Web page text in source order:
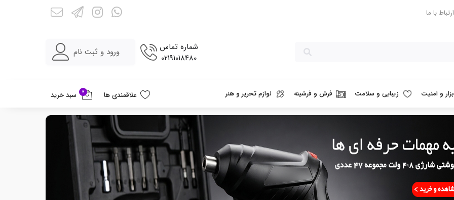
ارتباط با ما
شماره تماس
02191018480
ورود و ثبت نام
و امنیت زیبایی و سلامت فرش و فرشینه لوازم تحریر و هنر علاقمندی ها 0 سبد خرید
%35
%35